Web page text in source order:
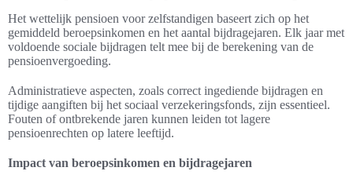
Het wettelijk pensioen voor zelfstandigen baseert zich op het
gemiddeld beroepsinkomen en het aantal bijdragejaren. Elk jaar met
voldoende sociale bijdragen telt mee bij de berekening van de
pensioenvergoeding.
Administratieve aspecten, zoals correct ingediende bijdragen en
tijdige aangiften bij het sociaal verzekeringsfonds, zijn essentieel.
Fouten of ontbrekende jaren kunnen leiden tot lagere
pensioenrechten op latere leeftijd.
Impact van beroepsinkomen en bijdragejaren